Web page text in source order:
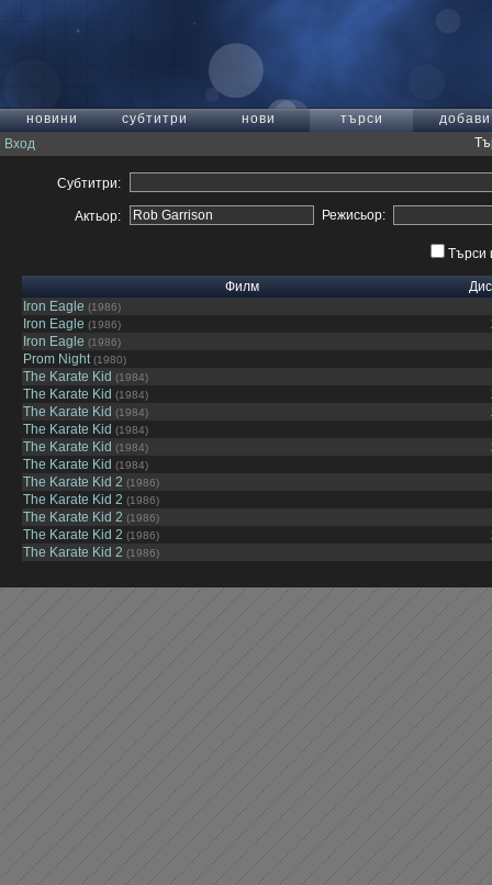
новини субтитри нови търси
добави
Вход
Субтитри:
Актьор: Режисьор:
Търси
Филм
Iron Eagle (1986)
Iron Eagle (1986)
Iron Eagle (1986)
Prom Night (1980)
The Karate Kid (1984)
The Karate Kid (1984)
The Karate Kid (1984)
The Karate Kid (1984)
The Karate Kid (1984)
The Karate Kid (1984)
The Karate Kid 2 (1986)
The Karate Kid 2 (1986)
The Karate Kid 2 (1986)
The Karate Kid 2 (1986)
The Karate Kid 2 (1986)